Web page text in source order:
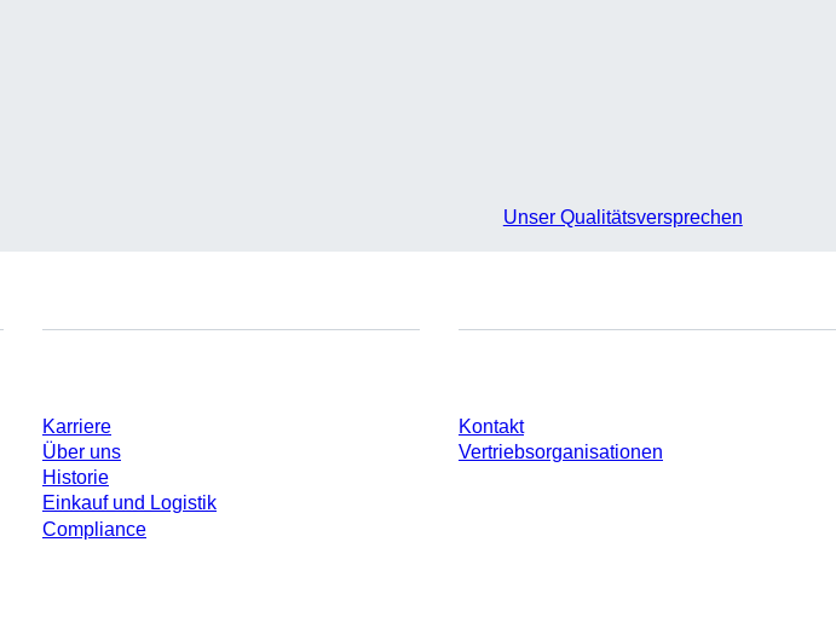
Unser Qualitätsversprechen
Karriere
Über uns
Historie
Einkauf und Logistik
Compliance
Kontakt
Vertriebsorganisationen